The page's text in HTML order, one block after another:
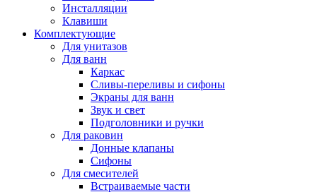
Инсталляции
Клавиши
Комплектующие
Для унитазов
Для ванн
Каркас
Сливы-переливы и сифоны
Экраны для ванн
Звук и свет
Подголовники и ручки
Для раковин
Донные клапаны
Сифоны
Для смесителей
Встраиваемые части